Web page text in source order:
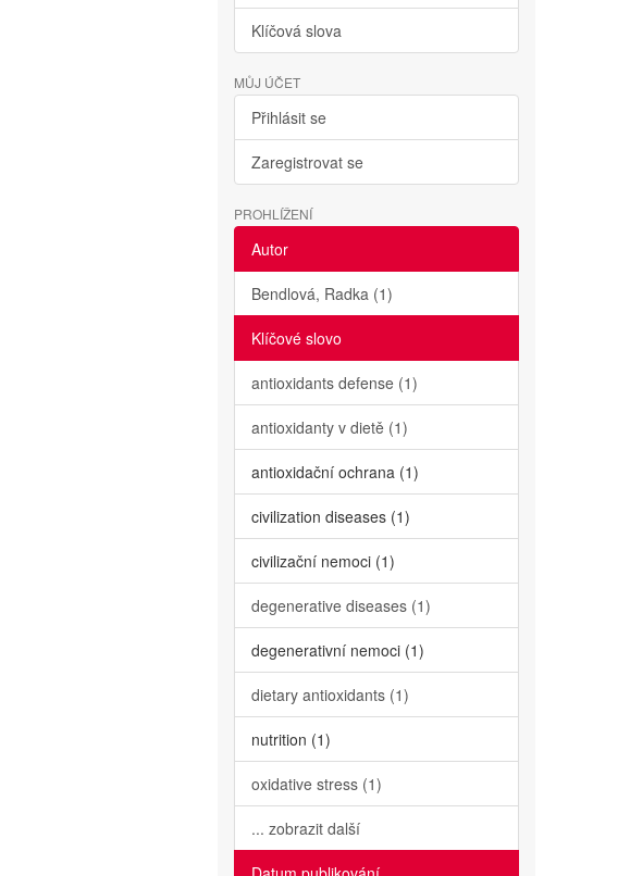
Klíčová slova
MŮJ ÚČET
Přihlásit se
Zaregistrovat se
PROHLÍŽENÍ
Autor
Bendlová, Radka (1)
Klíčové slovo
antioxidants defense (1)
antioxidanty v dietě (1)
antioxidační ochrana (1)
civilization diseases (1)
civilizační nemoci (1)
degenerative diseases (1)
degenerativní nemoci (1)
dietary antioxidants (1)
nutrition (1)
oxidative stress (1)
... zobrazit další